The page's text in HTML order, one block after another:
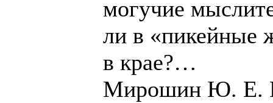
могучие
ли в «пикейные
в крае?…
Мирошин Ю. Е.